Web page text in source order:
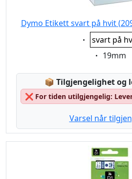
Dymo Etikett svart på hvit
Eigenschaft:
svart på
Eigenschaft:
19mm
📦 Lagerstatus:
Tilgjengelighet og
❌ For tiden utilgjengelig:
Varsel når